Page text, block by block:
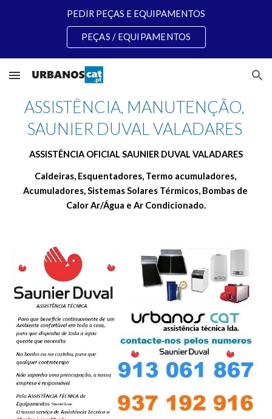
PEDIR PEÇAS E EQUIPAMENTOS
PEÇAS / EQUIPAMENTOS
ASSISTÊNCIA, MANUTENÇÃO,
SAUNIER DUVAL VALADARES
ASSISTÊNCIA OFICIAL SAUNIER DUVAL VALADARES
Caldeiras, Esquentadores, Termo acumuladores,
Acumuladores, Sistemas Solares Térmicos, Bombas de
Calor Ar/Água e Ar Condicionado.